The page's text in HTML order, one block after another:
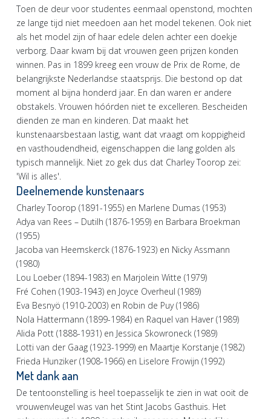
Toen de deur voor studentes eenmaal openstond, mochten
ze lange tijd niet meedoen aan het model tekenen. Ook niet
als het model zijn of haar edele delen achter een doekje
verborg. Daar kwam bij dat vrouwen geen prijzen konden
winnen. Pas in 1899 kreeg een vrouw de Prix de Rome, de
belangrijkste Nederlandse staatsprijs. Die bestond op dat
moment al bijna honderd jaar. En dan waren er andere
obstakels. Vrouwen hóórden niet te excelleren. Bescheiden
dienden ze man en kinderen. Dat maakt het
kunstenaarsbestaan lastig, want dat vraagt om koppigheid
en vasthoudendheid, eigenschappen die lang golden als
typisch mannelijk. Niet zo gek dus dat Charley Toorop zei:
'Wil is alles'.
Deelnemende kunstenaars
Charley Toorop (1891-1955) en Marlene Dumas (1953)
Adya van Rees – Dutilh (1876-1959) en Barbara Broekman
(1955)
Jacoba van Heemskerck (1876-1923) en Nicky Assmann
(1980)
Lou Loeber (1894-1983) en Marjolein Witte (1979)
Fré Cohen (1903-1943) en Joyce Overheul (1989)
Eva Besnyö (1910-2003) en Robin de Puy (1986)
Nola Hattermann (1899-1984) en Raquel van Haver (1989)
Alida Pott (1888-1931) en Jessica Skowroneck (1989)
Lotti van der Gaag (1923-1999) en Maartje Korstanje (1982)
Frieda Hunziker (1908-1966) en Liselore Frowijn (1992)
Met dank aan
De tentoonstelling is heel toepasselijk te zien in wat ooit de
vrouwenvleugel was van het Stint Jacobs Gasthuis. Het